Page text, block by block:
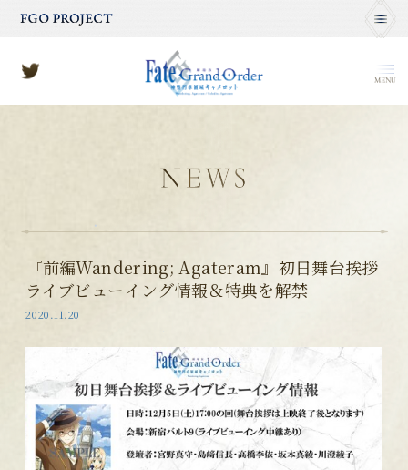
MENU
『前編Wandering; Agateram』初日舞台挨拶
ライブビューイング情報＆特典を解禁
2020.11.20